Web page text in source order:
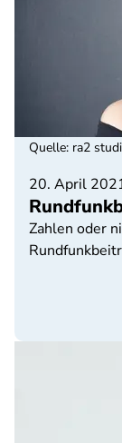
20. April
Zahlen oder
Quelle: ra2